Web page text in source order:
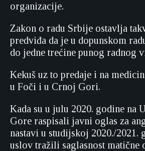
organizacije.
Zakon o radu Srbije ostavlja
predviđa da je u dopunskom
do jedne trećine punog radnog
Kekuš uz to predaje i na
u Foči i u Crnoj Gori.
Kada su u julu 2020. godine na
Gore raspisali javni oglas za
nastavi u studijskoj 2020./2021.
uslov tražili saglasnost matične